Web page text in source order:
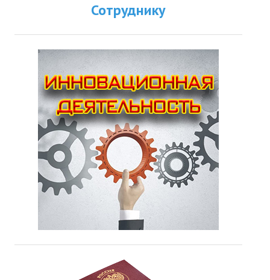
Сотруднику